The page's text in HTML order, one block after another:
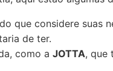
que considere suas
de ter.
como a JOTTA, que